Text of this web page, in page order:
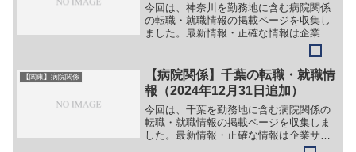
今回は、神奈川を勤務地に含む病院関係
の転職・就職情報の掲載ページを収集し
ました。最新情報・正確な情報は企業サ
イトでご確認ください。①【会社名】医
療法人 ほたるいか 横浜青葉脳神経外
科クリニック【職務】［常勤］＞＞
（１）看護師【ガイド】＞＞（...
【関東】病院関係
【病院関係】千葉の転職・就職情
報（2024年12月31日追加）
今回は、千葉を勤務地に含む病院関係の
転職・就職情報の掲載ページを収集しま
した。最新情報・正確な情報は企業サイ
トでご確認ください。①【会社名】医療